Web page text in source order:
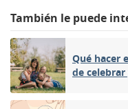
También le puede
Qué hacer
de